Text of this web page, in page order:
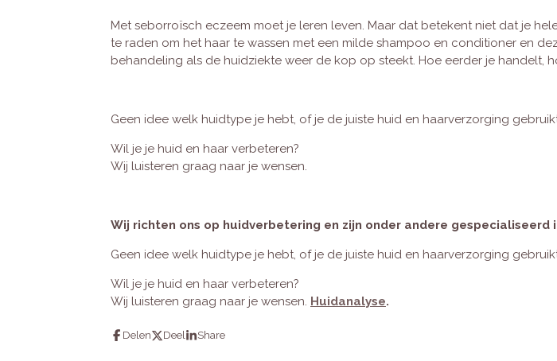
Met seborroïsch eczeem moet je leren leven. Maar dat betekent niet dat je
te raden om het haar te wassen met een milde shampoo en conditioner en
behandeling als de huidziekte weer de kop op steekt. Hoe eerder je handelt,
Geen idee welk huidtype je hebt, of je de juiste huid en haarverzorging
Wil je je huid en haar verbeteren?
Wij luisteren graag naar je wensen.
Wij richten ons op huidverbetering en zijn onder andere gespecialiseerd
Geen idee welk huidtype je hebt, of je de juiste huid en haarverzorging
Wil je je huid en haar verbeteren?
Wij luisteren graag naar je wensen. Huidanalyse.
Delen Deel Share